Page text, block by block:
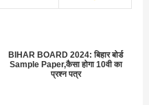
BIHAR BOARD 2024: बिहार बोर्ड
Sample Paper,कैसा होगा 10वी का
प्रश्न पत्र